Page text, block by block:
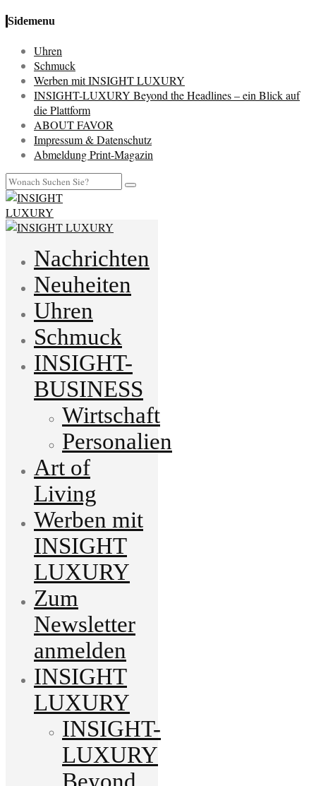
Sidemenu
Uhren
Schmuck
Werben mit INSIGHT LUXURY
INSIGHT-LUXURY Beyond the Headlines – ein Blick auf
die Plattform
ABOUT FAVOR
Impressum & Datenschutz
Abmeldung Print-Magazin
Nachrichten
Neuheiten
Uhren
Schmuck
INSIGHT-
BUSINESS
Wirtschaft
Personalien
Art of
Living
Werben mit
INSIGHT
LUXURY
Zum
Newsletter
anmelden
INSIGHT
LUXURY
INSIGHT-
LUXURY
Beyond